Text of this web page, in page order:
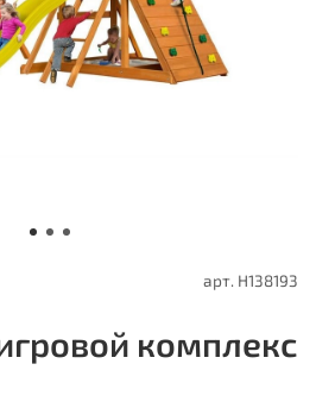
арт. Н138193
комплекс